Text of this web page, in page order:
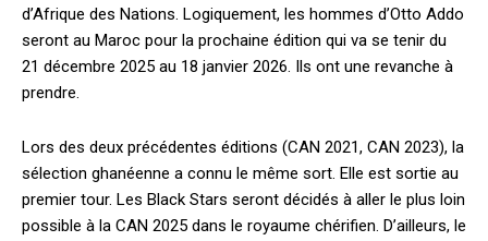
d’Afrique des Nations. Logiquement, les hommes d’Otto Addo
seront au Maroc pour la prochaine édition qui va se tenir du
21 décembre 2025 au 18 janvier 2026. Ils ont une revanche à
prendre.
Lors des deux précédentes éditions (CAN 2021, CAN 2023), la
sélection ghanéenne a connu le même sort. Elle est sortie au
premier tour. Les Black Stars seront décidés à aller le plus loin
possible à la CAN 2025 dans le royaume chérifien. D’ailleurs, le